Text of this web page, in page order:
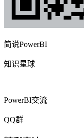
简说PowerBI
知识星球
PowerBI交流
QQ群